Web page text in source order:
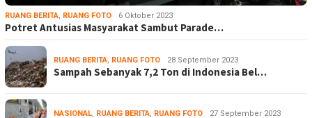
RUANG BERITA, RUANG FOTO 6 Oktober 2023
Potret Antusias Masyarakat Sambut Parade…
RUANG BERITA, RUANG FOTO 28 September 2023
Sampah Sebanyak 7,2 Ton di Indonesia Bel…
NASIONAL, RUANG BERITA, RUANG FOTO 27 September 2023